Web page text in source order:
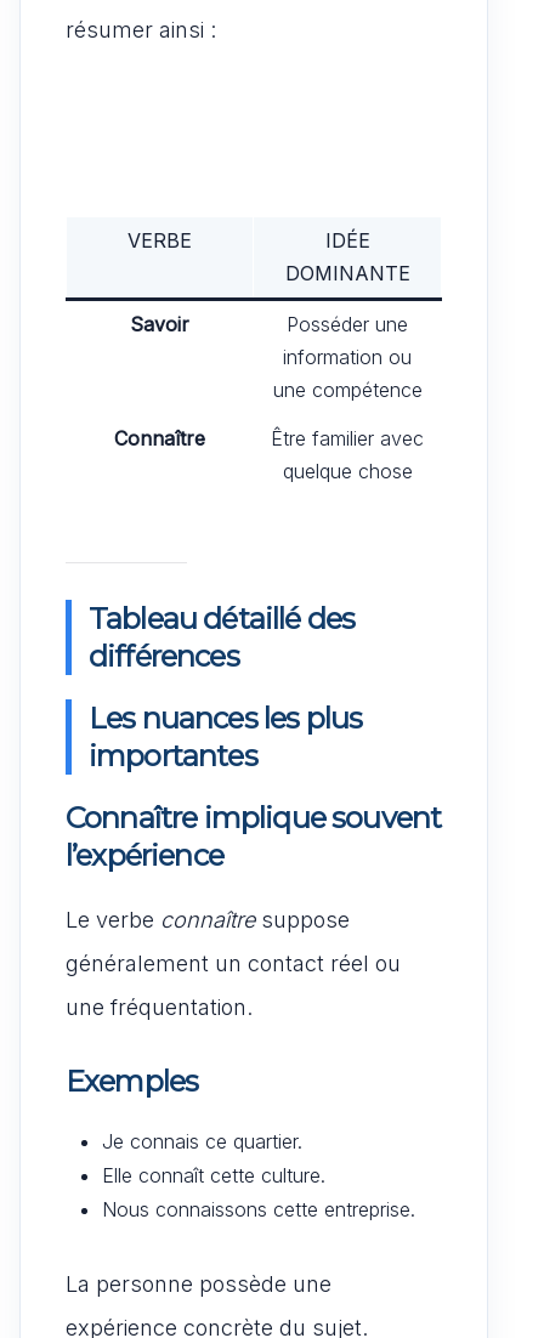
résumer ainsi :
VERBE
IDÉE
DOMINANTE
Savoir
Posséder une
information ou
une compétence
Connaître
Être familier avec
quelque chose
Tableau détaillé des
différences
Les nuances les plus
importantes
Connaître implique souvent
l’expérience
Le verbe connaîtresuppose
généralement un contact réel ou
une fréquentation.
Exemples
Je connais ce quartier.
Elle connaît cette culture.
Nous connaissons cette entreprise.
La personne possède une
expérience concrète du sujet.